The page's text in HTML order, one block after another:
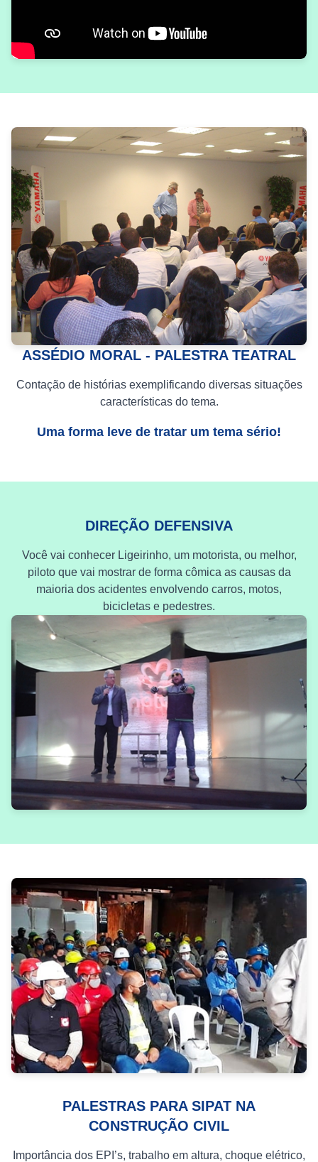
ASSÉDIO MORAL - PALESTRA TEATRAL
Contação de histórias exemplificando diversas situações
características do tema.
Uma forma leve de tratar um tema sério!
DIREÇÃO DEFENSIVA
Você vai conhecer Ligeirinho, um motorista, ou melhor,
piloto que vai mostrar de forma cômica as causas da
maioria dos acidentes envolvendo carros, motos,
bicicletas e pedestres.
PALESTRAS PARA SIPAT NA
CONSTRUÇÃO CIVIL
Importância dos EPI’s, trabalho em altura, choque elétrico,